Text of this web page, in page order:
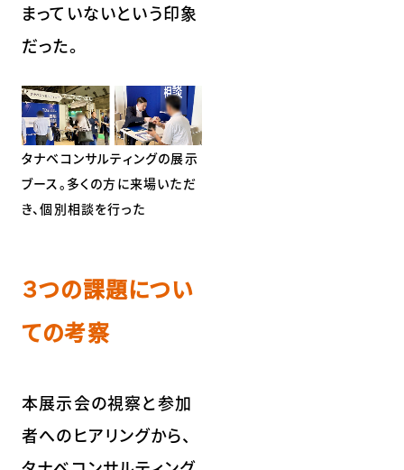
まっていないという印象
だった。
タナベコンサルティングの展示
ブース。多くの方に来場いただ
き、個別相談を行った
３つの課題につい
ての考察
本展示会の視察と参加
者へのヒアリングから、